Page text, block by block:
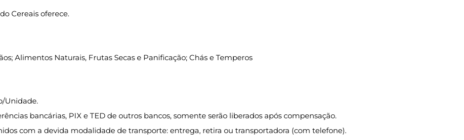
Cereais oferece.
Alimentos Naturais, Frutas Secas e Panificação; Chás e Temperos
Unidade.
bancárias, PIX e TED de outros bancos, somente serão liberados após compensação.
com a devida modalidade de transporte: entrega, retira ou transportadora (com telefone).